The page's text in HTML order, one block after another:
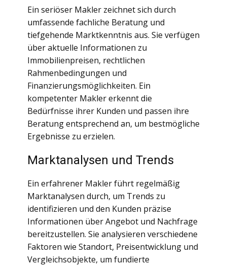
Ein seriöser Makler zeichnet sich durch
umfassende fachliche Beratung und
tiefgehende Marktkenntnis aus. Sie verfügen
über aktuelle Informationen zu
Immobilienpreisen, rechtlichen
Rahmenbedingungen und
Finanzierungsmöglichkeiten. Ein
kompetenter Makler erkennt die
Bedürfnisse ihrer Kunden und passen ihre
Beratung entsprechend an, um bestmögliche
Ergebnisse zu erzielen.
Marktanalysen und Trends
Ein erfahrener Makler führt regelmäßig
Marktanalysen durch, um Trends zu
identifizieren und den Kunden präzise
Informationen über Angebot und Nachfrage
bereitzustellen. Sie analysieren verschiedene
Faktoren wie Standort, Preisentwicklung und
Vergleichsobjekte, um fundierte